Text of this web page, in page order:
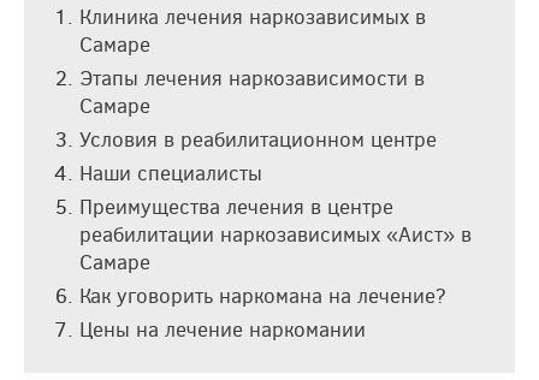
Клиника лечения наркозависимых в
Самаре
Этапы лечения наркозависимости в
Самаре
Условия в реабилитационном центре
Наши специалисты
Преимущества лечения в центре
реабилитации наркозависимых «Аист» в
Самаре
Как уговорить наркомана на лечение?
Цены на лечение наркомании